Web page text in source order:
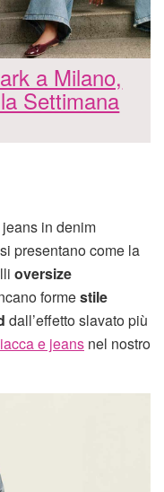
a Milano,
Settimana
in denim
presentano come la
oversize
formestile
dall’effetto slavato più
e jeans nel nostro